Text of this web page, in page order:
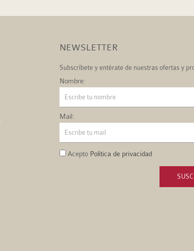
NEWSLETTER
Subscríbete y entérate de nuestras ofertas y
Nombre:
Mail:
Acepto Política de privacidad